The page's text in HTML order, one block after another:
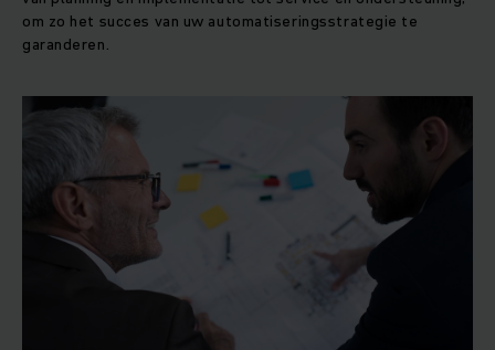
om zo het succes van uw automatiseringsstrategie te
garanderen.